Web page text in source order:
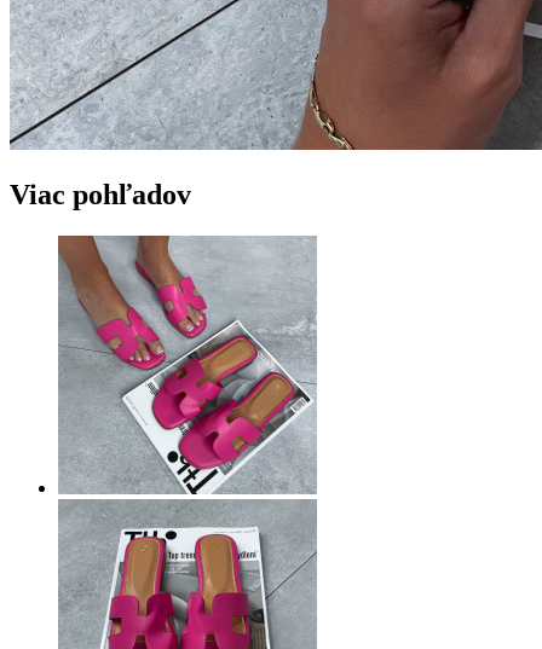
Viac pohľadov